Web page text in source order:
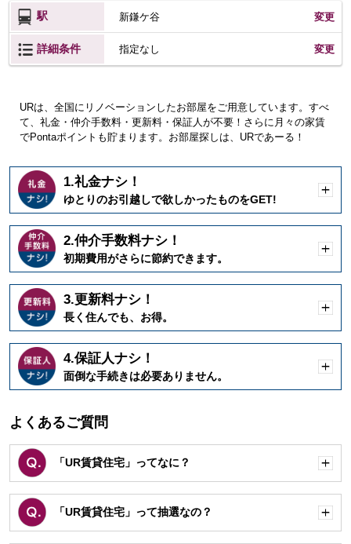
駅 新鎌ケ谷 変更
詳細条件 指定なし 変更
URは、全国にリノベーションしたお部屋をご用意しています。すべ
て、礼金・仲介手数料・更新料・保証人が不要！さらに月々の家賃
でPontaポイントも貯まります。お部屋探しは、URであーる！
1.礼金ナシ！
ゆとりのお引越しで欲しかったものをGET!
く
2.仲介手数料ナシ！
初期費用がさらに節約できます。
く
3.更新料ナシ！
長く住んでも、お得。
く
4.保証人ナシ！
面倒な手続きは必要ありません。
く
よくあるご質問
「UR賃貸住宅」ってなに？
く
「UR賃貸住宅」って抽選なの？
く